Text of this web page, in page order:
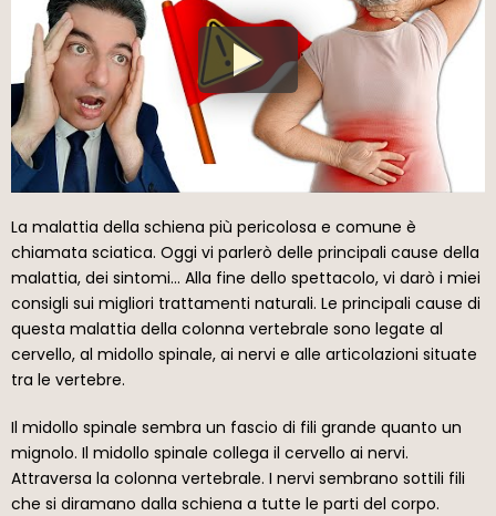
La malattia della schiena più pericolosa e comune è
chiamata sciatica. Oggi vi parlerò delle principali cause della
malattia, dei sintomi… Alla fine dello spettacolo, vi darò i miei
consigli sui migliori trattamenti naturali. Le principali cause di
questa malattia della colonna vertebrale sono legate al
cervello, al midollo spinale, ai nervi e alle articolazioni situate
tra le vertebre.
Il midollo spinale sembra un fascio di fili grande quanto un
mignolo. Il midollo spinale collega il cervello ai nervi.
Attraversa la colonna vertebrale. I nervi sembrano sottili fili
che si diramano dalla schiena a tutte le parti del corpo.